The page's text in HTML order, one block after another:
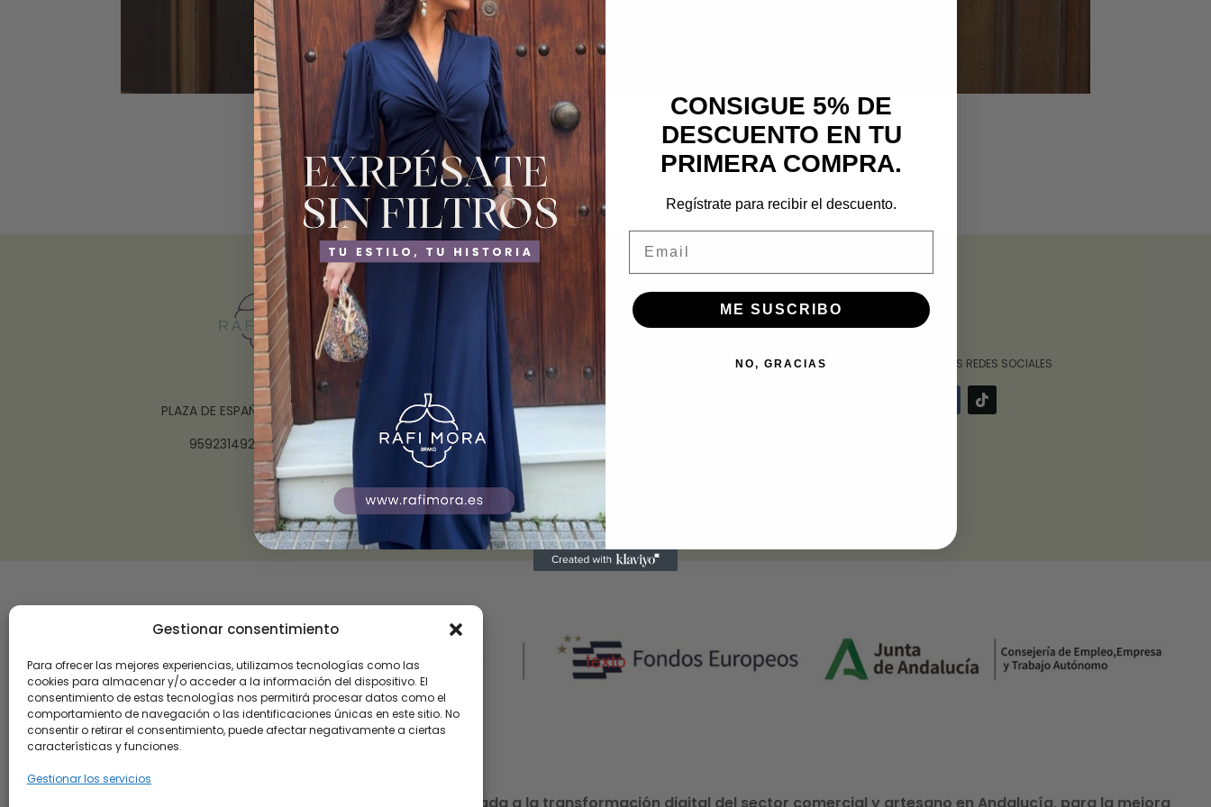
Gestionar consentimiento
Para ofrecer las mejores experiencias, utilizamos tecnologías como las
cookies para almacenar y/o acceder a la información del dispositivo. El
consentimiento de estas tecnologías nos permitirá procesar datos como el
comportamiento de navegación o las identificaciones únicas en este sitio. No
consentir o retirar el consentimiento, puede afectar negativamente a ciertas
características y funciones.
Gestionar los servicios
PLAZA DE ESPAÑA, 10 21003 HUELVA
959231492 – 625702928
INFORMACIÓN
CONTACTO
GUÍA DE TALLAS
‎ ‎ ‎ ‎ ‎ ‎‎ ‎ SÍGUENOS POR NUESTRAS REDES SOCIALES
Roalulo Brand 09 ha sido beneficiaria de subvención destinada a la transformación digital del sector comercial y artesano en Andalucía, para la mejora
CONSIGUE 5% DE
DESCUENTO EN TU
PRIMERA COMPRA.
Regístrate para recibir el descuento.
ME SUSCRIBO
NO, GRACIAS